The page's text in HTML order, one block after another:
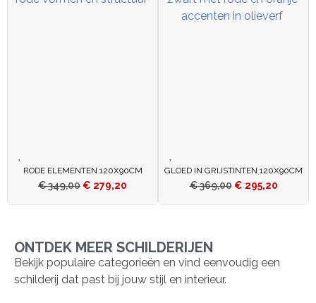
RODE ELEMENTEN 120X90CM
€349,00 € 279,20
GLOED IN GRIJSTINTEN 120X90CM
€369,00 € 295,20
ONTDEK MEER SCHILDERIJEN
Bekijk populaire categorieën en vind eenvoudig een
schilderij dat past bij jouw stijl en interieur.